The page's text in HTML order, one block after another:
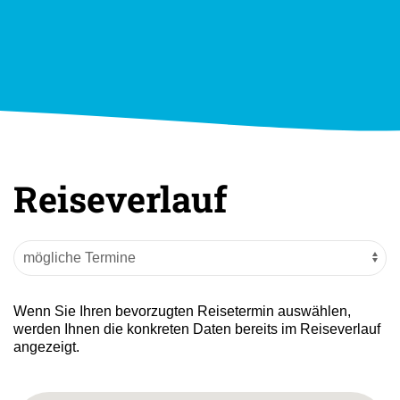
Reiseverlauf
Wenn Sie Ihren bevorzugten Reisetermin auswählen,
werden Ihnen die konkreten Daten bereits im Reiseverlauf
angezeigt.